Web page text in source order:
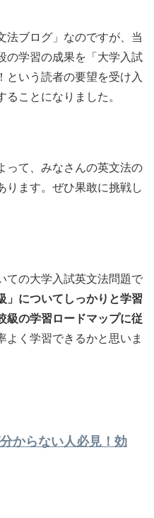
法ブログ」なのですが、当
の学習の成果を「大学入試
という読者の要望を受け入
ことになりました。
って、みなさんの英文法の
ります。ぜひ果敢に挑戦し
ての大学入試英文法問題で
」についてしっかりと学習
級の学習ロードマップに従
よく学習できるかと思いま
からない人必見！効